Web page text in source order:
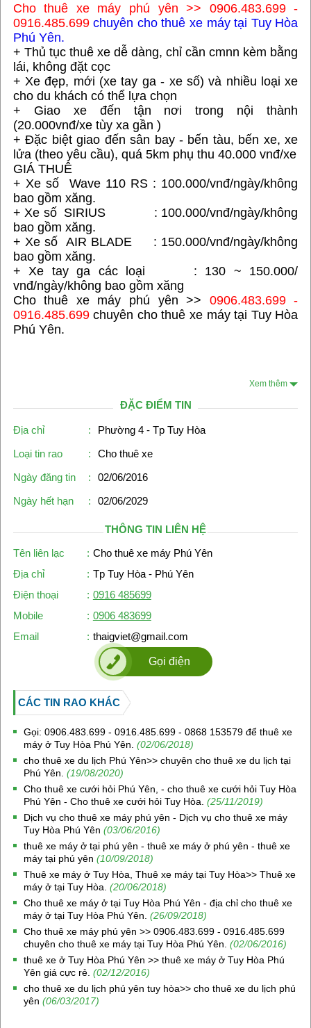
Cho thuê xe máy phú yên >> 0906.483.699 -
0916.485.699chuyên cho thuê xe máy tại Tuy Hòa
Phú Yên.
+ Thủ tục thuê xe dễ dàng, chỉ cần cmnn kèm bằng
lái, không đặt cọc
+ Xe đẹp, mới (xe tay ga - xe số) và nhiều loại xe
cho du khách có thể lựa chọn
+ Giao xe đến tận nơi trong nội thành
(20.000vnđ/xe tùy xa gần )
+ Đặc biệt giao đến sân bay - bến tàu, bến xe, xe
lửa (theo yêu cầu), quá 5km phụ thu 40.000 vnđ/xe
GIÁ THUÊ
+ Xe số Wave 110 RS : 100.000/vnđ/ngày/không
bao gồm xăng.
+ Xe số SIRIUS : 100.000/vnđ/ngày/không
bao gồm xăng.
+ Xe số AIR BLADE : 150.000/vnđ/ngày/không
bao gồm xăng.
+ Xe tay ga các loại : 130 ~ 150.000/
vnđ/ngày/không bao gồm xăng
Cho thuê xe máy phú yên >> 0906.483.699 -
0916.485.699chuyên cho thuê xe máy tại Tuy Hòa
Phú Yên.
Xem thêm
ĐẶC ĐIỂM TIN
Địa chỉ :
Phường 4 - Tp Tuy Hòa
Loại tin rao
:
Cho thuê xe
Ngày đăng tin
:
02/06/2016
Ngày hết hạn
: 02/06/2029
THÔNG TIN LIÊN HỆ
Tên liên lạc
: Cho thuê xe máy Phú Yên
Địa chỉ
: Tp Tuy Hòa - Phú Yên
Điện thoại
: 0916 485699
Mobile
: 0906 483699
Email
: thaigviet@gmail.com
Gọi điện
CÁC TIN RAO KHÁC
Gọi: 0906.483.699 - 0916.485.699 - 0868 153579 để thuê xe
máy ở Tuy Hòa Phú Yên. (02/06/2018)
cho thuê xe du lịch Phú Yên>> chuyên cho thuê xe du lịch tại
Phú Yên. (19/08/2020)
Cho thuê xe cưới hỏi Phú Yên, - cho thuê xe cưới hỏi Tuy Hòa
Phú Yên - Cho thuê xe cưới hỏi Tuy Hòa. (25/11/2019)
Dịch vụ cho thuê xe máy phú yên - Dịch vụ cho thuê xe máy
Tuy Hòa Phú Yên (03/06/2016)
thuê xe máy ở tại phú yên - thuê xe máy ở phú yên - thuê xe
máy tại phú yên (10/09/2018)
Thuê xe máy ở Tuy Hòa, Thuê xe máy tại Tuy Hòa>> Thuê xe
máy ở tại Tuy Hòa. (20/06/2018)
Cho thuê xe máy ở tại Tuy Hòa Phú Yên - địa chỉ cho thuê xe
máy ở tại Tuy Hòa Phú Yên. (26/09/2018)
Cho thuê xe máy phú yên >> 0906.483.699 - 0916.485.699
chuyên cho thuê xe máy tại Tuy Hòa Phú Yên. (02/06/2016)
thuê xe ở Tuy Hòa Phú Yên >> thuê xe máy ở Tuy Hòa Phú
Yên giá cực rẻ. (02/12/2016)
cho thuê xe du lịch phú yên tuy hòa>> cho thuê xe du lịch phú
yên (06/03/2017)